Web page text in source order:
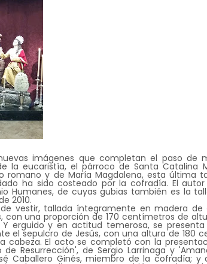
imágenes que completan el paso de
la eucaristía, el párroco de Santa Catalina
romano y de María Magdalena, esta última
ha sido costeado por la cofradía. El
Humanes, de cuyas gubias también es la
2010.
vestir, tallada íntegramente en madera de
una proporción de 170 centímetros de
erguido y en actitud temerosa, se presenta
el sepulcro de Jesús, con una altura de 180
cabeza. El acto se completó con la
Resurrección', de Sergio Larrinaga y
Caballero Ginés, miembro de la cofradía; y